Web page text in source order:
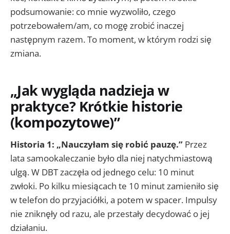
podsumowanie: co mnie wyzwoliło, czego
potrzebowałem/am, co mogę zrobić inaczej
następnym razem. To moment, w którym rodzi się
zmiana.
„Jak wygląda nadzieja w
praktyce? Krótkie historie
(kompozytowe)”
Historia 1: „Nauczyłam się robić pauzę.” Przez
lata samookaleczanie było dla niej natychmiastową
ulgą. W DBT zaczęła od jednego celu: 10 minut
zwłoki. Po kilku miesiącach te 10 minut zamieniło się
w telefon do przyjaciółki, a potem w spacer. Impulsy
nie zniknęły od razu, ale przestały decydować o jej
działaniu.